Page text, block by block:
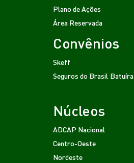
Plano de Ações
Área Reservada
Convênios
Skeff
Seguros do Brasil Batuíra
Núcleos
ADCAP Nacional
Centro-Oeste
Nordeste